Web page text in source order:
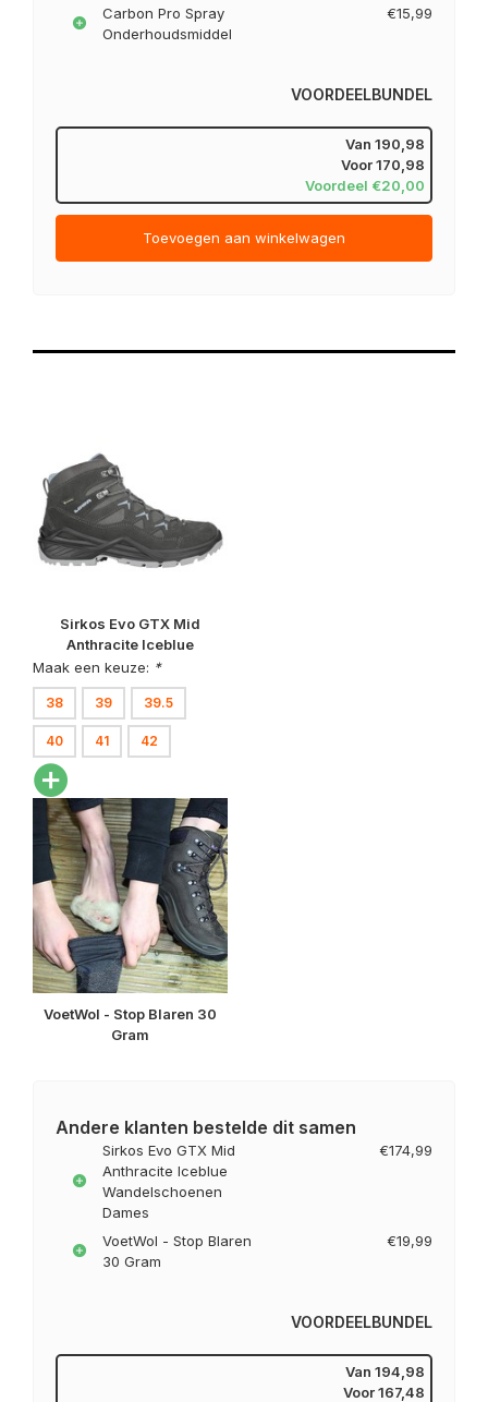
Carbon Pro Spray
Onderhoudsmiddel
€15,99
VOORDEELBUNDEL
Van 190,98
Voor170,98
Voordeel €20,00
Toevoegen aan winkelwagen
Sirkos Evo GTX Mid
Anthracite Iceblue
Wandelschoenen Dames
Maak een keuze: *
38 39 39.5
40 41 42
VoetWol - Stop Blaren 30
Gram
Andere klanten bestelde dit samen
Sirkos Evo GTX Mid
Anthracite Iceblue
Wandelschoenen
Dames
€174,99
VoetWol - Stop Blaren
30 Gram
€19,99
VOORDEELBUNDEL
Van 194,98
Voor167,48